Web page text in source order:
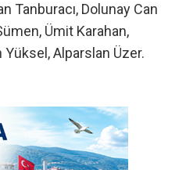
Tanburacı, Dolunay Can
Ümit Karahan,
Alparslan Üzer.